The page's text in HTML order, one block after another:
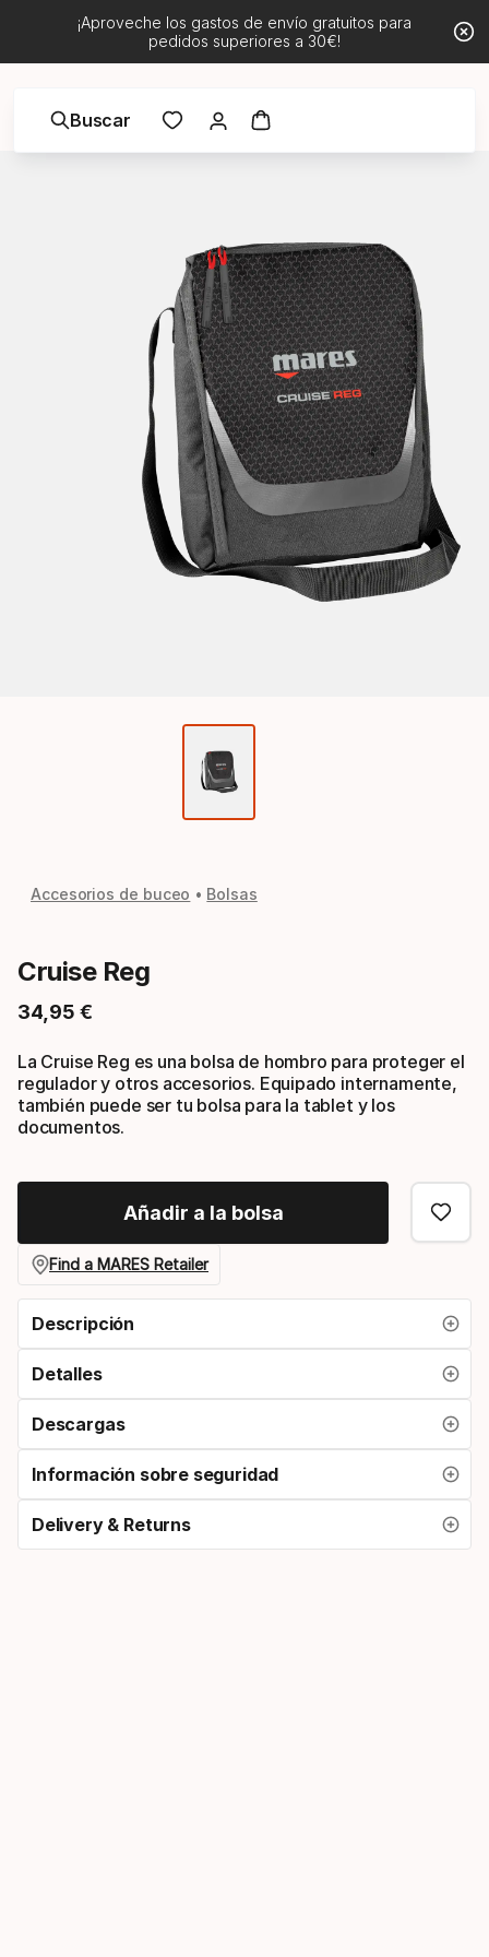
¡Aproveche los gastos de envío gratuitos para
pedidos superiores a 30€!
Buscar
Accesorios de buceo Bolsas
Cruise Reg
34 95 €
Precio final
La Cruise Reg es una bolsa de hombro para proteger el
regulador y otros accesorios. Equipado internamente,
también puede ser tu bolsa para la tablet y los
documentos.
Añadir a la bolsa
Find a MARES Retailer
Descripción
Detalles
Descargas
Información sobre seguridad
Delivery & Returns